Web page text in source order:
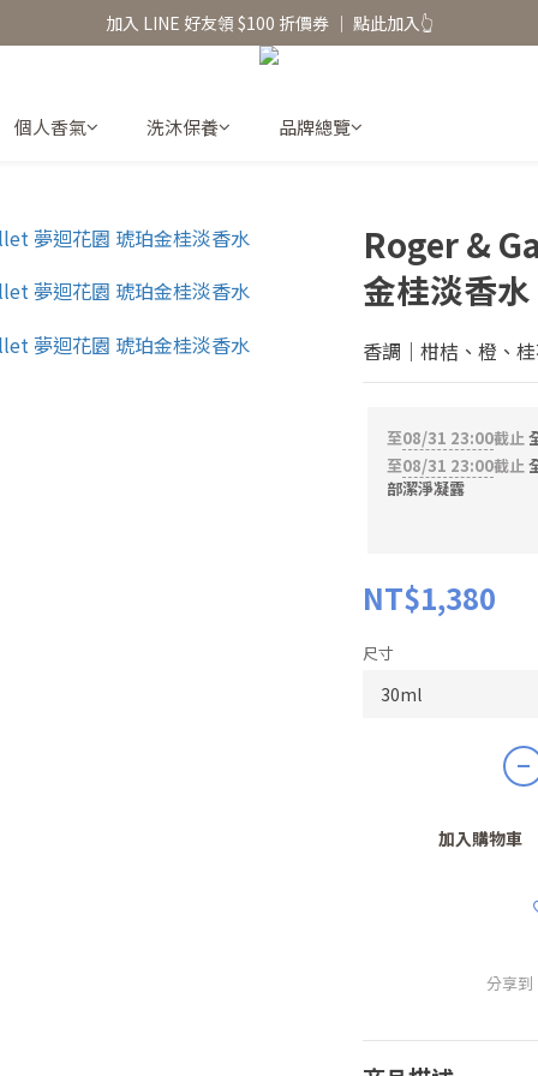
香氛水氧機、擴香香水原精  l 兩件85、三件79折
加入 LINE 好友領 $100 折價券 │ 點此加入👆
香氛水氧機、擴香香水原精  l 兩件85、三件79折
個人香氣 洗沐保養 品牌總覽
Roger &
金桂淡香水
香調｜柑桔、橙、
至08/31 23:00截止
至08/31 23:00截止
部潔淨凝露
NT$1,380
尺寸
加入購物車
分享到